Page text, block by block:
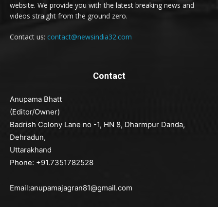
website. We provide you with the latest breaking news and
videos straight from the ground zero.
Contact us: contact@newsindia32.com
Contact
Anupama Bhatt
(Editor/Owner)
Badrish Colony Lane no -1, HN 8, Dharmpur Danda,
Dehradun,
Uttarakhand
Phone: +91.7351782528
Email:anupamajagran81@gmail.com